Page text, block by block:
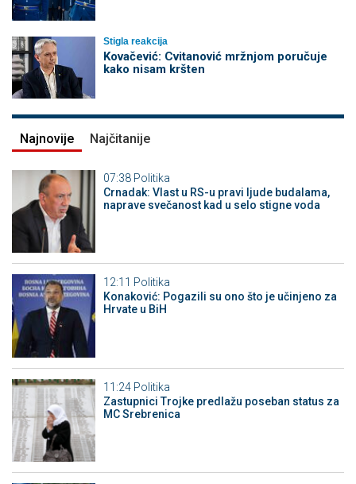
Stigla reakcija
Kovačević: Cvitanović mržnjom poručuje
kako nisam kršten
Najnovije Najčitanije
07:38 Politika
Crnadak: Vlast u RS-u pravi ljude budalama,
naprave svečanost kad u selo stigne voda
12:11 Politika
Konaković: Pogazili su ono što je učinjeno za
Hrvate u BiH
11:24 Politika
Zastupnici Trojke predlažu poseban status za
MC Srebrenica